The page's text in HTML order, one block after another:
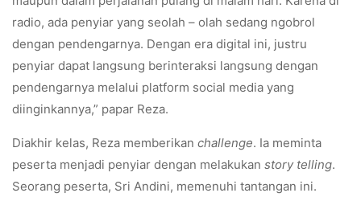
radio, ada penyiar yang seolah – olah sedang ngobrol
dengan pendengarnya. Dengan era digital ini, justru
penyiar dapat langsung berinteraksi langsung dengan
pendengarnya melalui platform social media yang
diinginkannya,” papar Reza.
Diakhir kelas, Reza memberikan challenge. Ia meminta
peserta menjadi penyiar dengan melakukan story telling.
Seorang peserta, Sri Andini, memenuhi tantangan ini.